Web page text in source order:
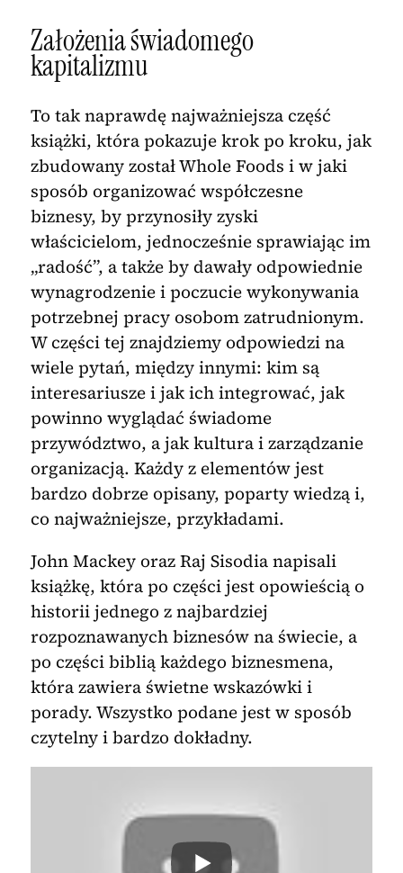
Założenia świadomego
kapitalizmu
To tak naprawdę najważniejsza część
książki, która pokazuje krok po kroku, jak
zbudowany został Whole Foods i w jaki
sposób organizować współczesne
biznesy, by przynosiły zyski
właścicielom, jednocześnie sprawiając im
„radość”, a także by dawały odpowiednie
wynagrodzenie i poczucie wykonywania
potrzebnej pracy osobom zatrudnionym.
W części tej znajdziemy odpowiedzi na
wiele pytań, między innymi: kim są
interesariusze i jak ich integrować, jak
powinno wyglądać świadome
przywództwo, a jak kultura i zarządzanie
organizacją. Każdy z elementów jest
bardzo dobrze opisany, poparty wiedzą i,
co najważniejsze, przykładami.
John Mackey oraz Raj Sisodia napisali
książkę, która po części jest opowieścią o
historii jednego z najbardziej
rozpoznawanych biznesów na świecie, a
po części biblią każdego biznesmena,
która zawiera świetne wskazówki i
porady. Wszystko podane jest w sposób
czytelny i bardzo dokładny.